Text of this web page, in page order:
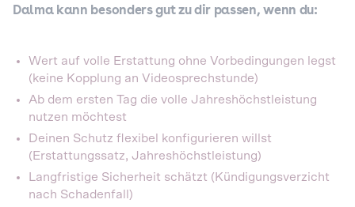
Dalma kann besonders gut zu dir passen, wenn du:
Wert auf volle Erstattung ohne Vorbedingungen legst
(keine Kopplung an Videosprechstunde)
Ab dem ersten Tag die volle Jahreshöchstleistung
nutzen möchtest
Deinen Schutz flexibel konfigurieren willst
(Erstattungssatz, Jahreshöchstleistung)
Langfristige Sicherheit schätzt (Kündigungsverzicht
nach Schadenfall)